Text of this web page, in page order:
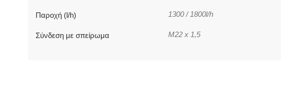
Παροχή (l/h) 1300 / 1800l/h
Σύνδεση με σπείρωμα M22 x 1,5